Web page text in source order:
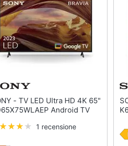
Ultra HD 4K 65"
Android TV
1 recensione
SONY -